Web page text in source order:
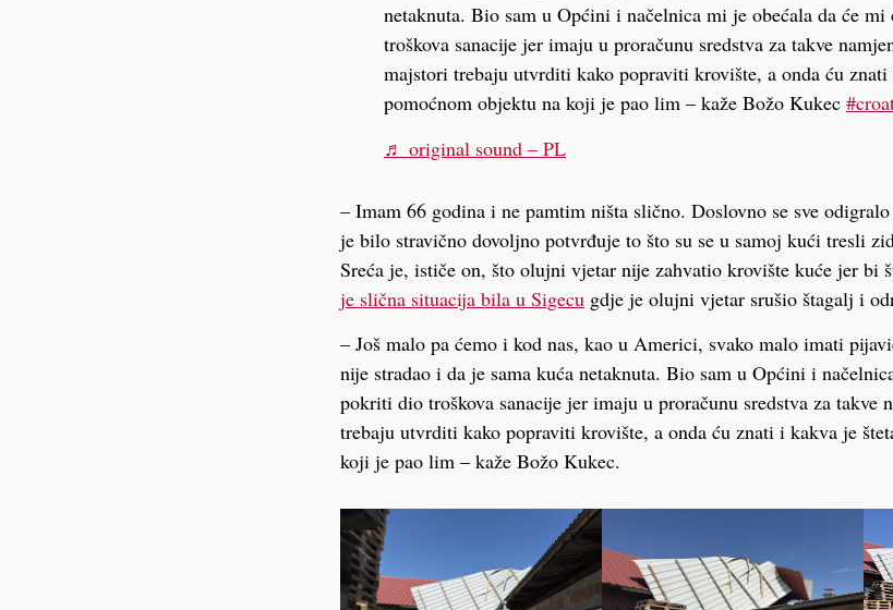
netaknuta. Bio sam u Općini i načelnica mi je obećala da će
troškova sanacije jer imaju u proračunu sredstva za takve
majstori trebaju utvrditi kako popraviti krovište, a onda ću
pomoćnom objektu na koji je pao lim – kaže Božo Kukec
♬ original sound – PL
– Imam 66 godina i ne pamtim ništa slično. Doslovno se sve
je bilo stravično dovoljno potvrđuje to što su se u samoj kući tresli
Sreća je, ističe on, što olujni vjetar nije zahvatio krovište kuće jer bi
je slična situacija bila u Sigecu gdje je olujni vjetar srušio štagalj i
– Još malo pa ćemo i kod nas, kao u Americi, svako malo imati
nije stradao i da je sama kuća netaknuta. Bio sam u Općini i
pokriti dio troškova sanacije jer imaju u proračunu sredstva za takve
trebaju utvrditi kako popraviti krovište, a onda ću znati i kakva je
koji je pao lim – kaže Božo Kukec.